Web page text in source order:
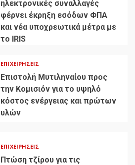
ηλεκτρονικές συναλλαγές
φέρνει έκρηξη εσόδων ΦΠΑ
και νέα υποχρεωτικά μέτρα με
το IRIS
ΕΠΙΧΕΙΡΉΣΕΙΣ
Επιστολή Μυτιληναίου προς
την Κομισιόν για το υψηλό
κόστος ενέργειας και πρώτων
υλών
ΕΠΙΧΕΙΡΉΣΕΙΣ
Πτώση τζίρου για τις